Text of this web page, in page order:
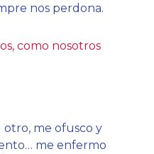
nos perdona.
como nosotros
otro, me ofusco y
me enfermo